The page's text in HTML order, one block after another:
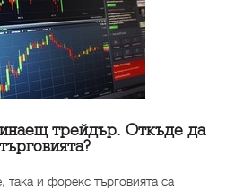
трейдър. Откъде да
така и форекс търговията са